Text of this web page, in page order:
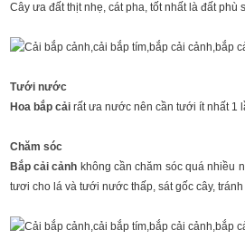
Cây ưa đất thịt nhẹ, cát pha, tốt nhất là đất phù
Tưới nước
Hoa bắp cảirất ưa nước nên cần tưới ít nhất 1
Chăm sóc
Bắp cải cảnh không cần chăm sóc quá nhiều
tươi cho lá và tưới nước thấp, sát gốc cây,